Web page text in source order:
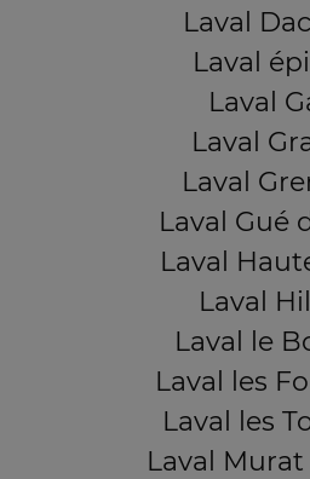
Laval
Laval
Laval
Laval
Laval
Laval Gué
Laval
Laval
Laval le
Laval les
Laval les
Laval